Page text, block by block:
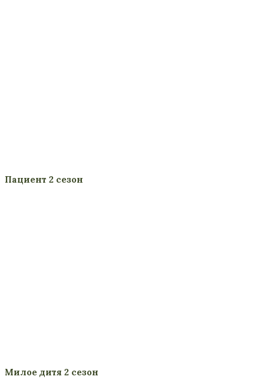
Пациент 2 сезон
Милое дитя 2 сезон